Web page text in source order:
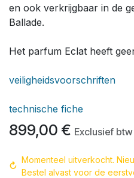
en ook verkrijgbaar in de
Ballade.
Het parfum Eclat heeft
veiligheidsvoorschriften
technische fiche
899,00 € Exclusief btw
↻
Momenteel uitverkocht.
Bestel alvast voor de